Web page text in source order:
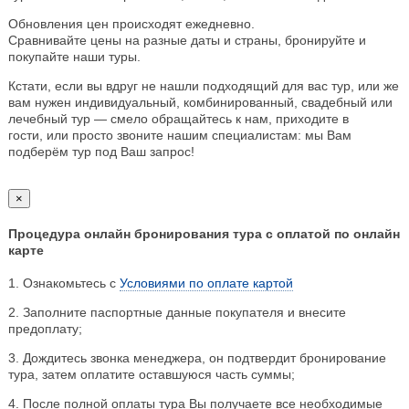
Обновления цен происходят ежедневно.
Сравнивайте цены на разные даты и страны, бронируйте и
покупайте наши туры.
Кстати, если вы вдруг не нашли подходящий для вас тур, или же
вам нужен индивидуальный, комбинированный, свадебный или
лечебный тур — смело обращайтесь к нам, приходите в
гости, или просто звоните нашим специалистам: мы Вам
подберём тур под Ваш запрос!
×
Процедура онлайн бронирования тура с оплатой по онлайн
карте
1. Ознакомьтесь с Условиями по оплате картой
2. Заполните паспортные данные покупателя и внесите
предоплату;
3. Дождитесь звонка менеджера, он подтвердит бронирование
тура, затем оплатите оставшуюся часть суммы;
4. После полной оплаты тура Вы получаете все необходимые